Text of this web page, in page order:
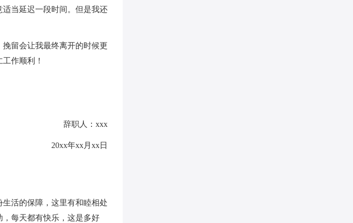
当延迟一段时间。但是我还
留会让我最终离开的时候更
作顺利！
辞职人：xxx
20xx年xx月xx日
活的保障，这里有和睦相处
每天都有快乐，这是多好